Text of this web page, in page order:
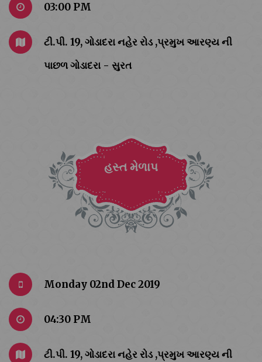
03:00 PM
ટી.પી. 19, ગોડાદરા નહેર રોડ ,પ્રમુખ આરણ્ય ની
પાછળ ગોડાદરા - સુરત
હસ્ત મેળાપ
Monday 02nd Dec 2019
04:30 PM
ટી.પી. 19, ગોડાદરા નહેર રોડ ,પ્રમુખ આરણ્ય ની